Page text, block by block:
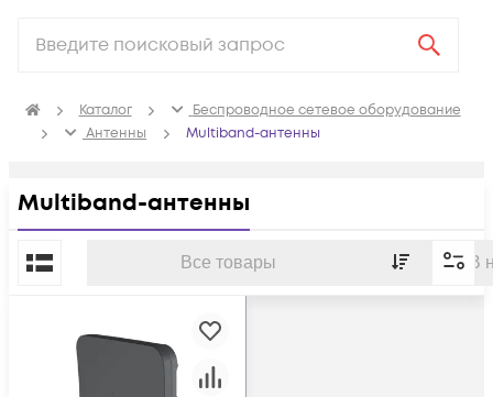
Каталог
Беспроводное сетевое оборудование
Антенны
Multiband-антенны
Multiband-антенны
Все товары В
По популярности